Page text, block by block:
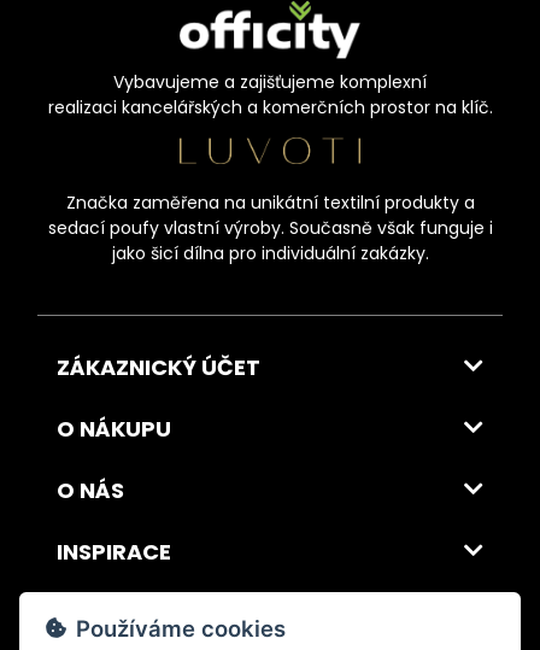
Vybavujeme a zajišťujeme komplexní
realizaci kancelářských a komerčních prostor na klíč.
Značka zaměřena na unikátní textilní produkty a
sedací poufy vlastní výroby. Současně však funguje i
jako šicí dílna pro individuální zakázky.
ZÁKAZNICKÝ ÚČET
O NÁKUPU
O NÁS
INSPIRACE
DOPRAVA A PLATBA
Používáme cookies